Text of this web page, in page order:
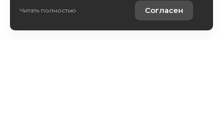
Читать полностью Согласен